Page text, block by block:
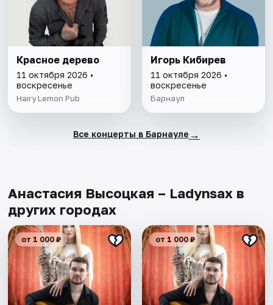
Красное дерево
11 октября 2026 •
воскресенье
Hairy Lemon Pub
Игорь Кибирев
11 октября 2026 •
воскресенье
Барнаул
Все концерты в Барнауле →
Анастасия Высоцкая – Ladynsax в
других городах
от 1 000 ₽ от 1 000 ₽